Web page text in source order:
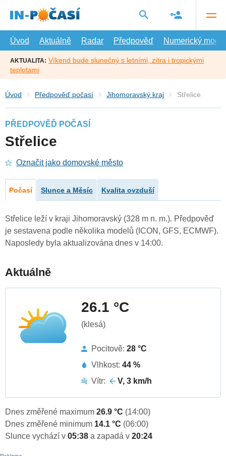
hlavní
Úvod
Aktuálně Radar Předpověď Numerický model
AKTUALITA: Víkend bude slunečný s letními, zítra i tropickými
teplotami
Úvod Předpověď počasí Jihomoravský kraj Střelice
PŘEDPOVĚĎ POČASÍ
Střelice
Označit jako domovské město
Počasí Slunce a Měsíc Kvalita ovzduší
Střelice leží v kraji Jihomoravský (328 m n. m.). Předpověď
je sestavena podle několika modelů (ICON, GFS, ECMWF).
Naposledy byla aktualizována dnes v 14:00.
Aktuálně
26.1 °C
(klesá)
Pocitově: 28 °C
Vlhkost: 44 %
Vítr:
V, 3 km/h
Dnes změřené maximum 26.9 °C (14:00)
Dnes změřené minimum 14.1 °C (06:00)
Slunce vychází v 05:38 a zapadá v 20:24